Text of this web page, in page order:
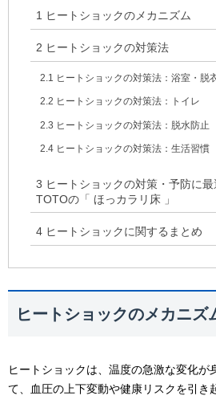
1 ヒートショックのメカニズム
2 ヒートショックの対策法
2.1 ヒートショックの対策法：浴室・脱
2.2 ヒートショックの対策法：トイレ
2.3 ヒートショックの対策法：脱水防止
2.4 ヒートショックの対策法：生活習慣
3 ヒートショックの対策・予防に
TOTOの「 ほっカラリ床 」
4ヒートショックに関するまとめ
ヒートショックのメカニズ
ヒートショックは、温度の急激な変化が
て、血圧の上下変動や健康リスクを引き